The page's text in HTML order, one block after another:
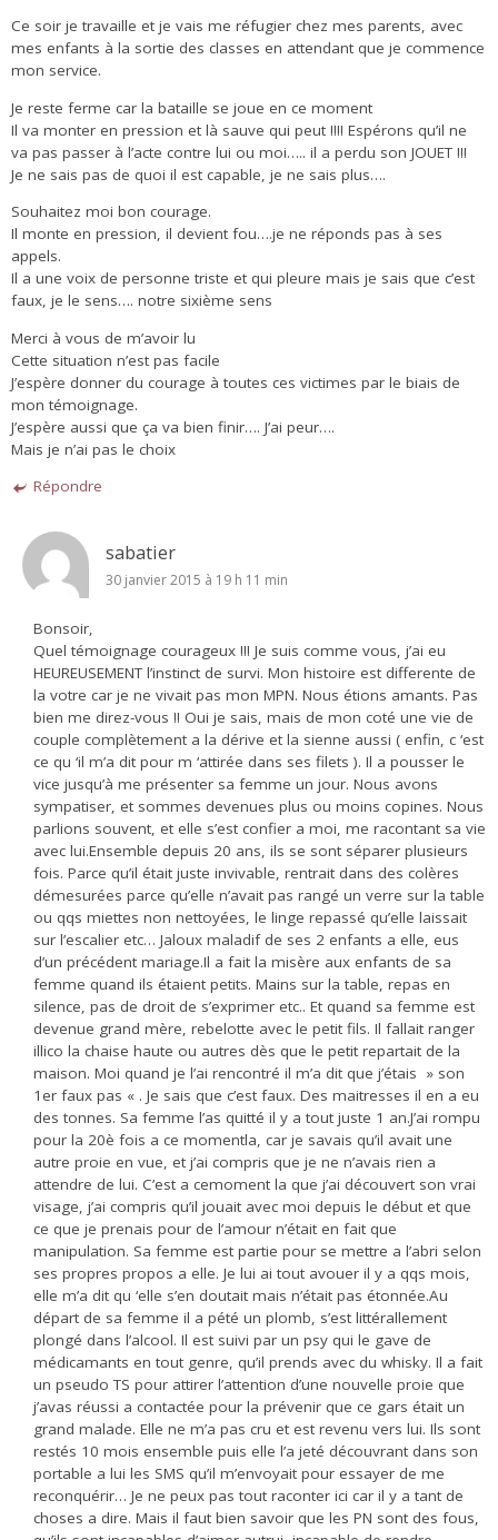
Ce soir je travaille et je vais me réfugier chez mes parents, avec
mes enfants à la sortie des classes en attendant que je commence
mon service.
Je reste ferme car la bataille se joue en ce moment
Il va monter en pression et là sauve qui peut !!!! Espérons qu’il ne
va pas passer à l’acte contre lui ou moi….. il a perdu son JOUET !!!
Je ne sais pas de quoi il est capable, je ne sais plus….
Souhaitez moi bon courage.
Il monte en pression, il devient fou….je ne réponds pas à ses
appels.
Il a une voix de personne triste et qui pleure mais je sais que c’est
faux, je le sens…. notre sixième sens
Merci à vous de m’avoir lu
Cette situation n’est pas facile
J’espère donner du courage à toutes ces victimes par le biais de
mon témoignage.
J’espère aussi que ça va bien finir…. J’ai peur….
Mais je n’ai pas le choix
Répondre
sabatier
30 janvier 2015 à 19 h 11 min
Bonsoir,
Quel témoignage courageux !!! Je suis comme vous, j’ai eu
HEUREUSEMENT l’instinct de survi. Mon histoire est differente de
la votre car je ne vivait pas mon MPN. Nous étions amants. Pas
bien me direz-vous !! Oui je sais, mais de mon coté une vie de
couple complètement a la dérive et la sienne aussi ( enfin, c ‘est
ce qu ‘il m’a dit pour m ‘attirée dans ses filets ). Il a pousser le
vice jusqu’à me présenter sa femme un jour. Nous avons
sympatiser, et sommes devenues plus ou moins copines. Nous
parlions souvent, et elle s’est confier a moi, me racontant sa vie
avec lui.Ensemble depuis 20 ans, ils se sont séparer plusieurs
fois. Parce qu’il était juste invivable, rentrait dans des colères
démesurées parce qu’elle n’avait pas rangé un verre sur la table
ou qqs miettes non nettoyées, le linge repassé qu’elle laissait
sur l’escalier etc… Jaloux maladif de ses 2 enfants a elle, eus
d’un précédent mariage.Il a fait la misère aux enfants de sa
femme quand ils étaient petits. Mains sur la table, repas en
silence, pas de droit de s’exprimer etc.. Et quand sa femme est
devenue grand mère, rebelotte avec le petit fils. Il fallait ranger
illico la chaise haute ou autres dès que le petit repartait de la
maison. Moi quand je l’ai rencontré il m’a dit que j’étais » son
1er faux pas « . Je sais que c’est faux. Des maitresses il en a eu
des tonnes. Sa femme l’as quitté il y a tout juste 1 an.J’ai rompu
pour la 20è fois a ce momentla, car je savais qu’il avait une
autre proie en vue, et j’ai compris que je ne n’avais rien a
attendre de lui. C’est a cemoment la que j’ai découvert son vrai
visage, j’ai compris qu’il jouait avec moi depuis le début et que
ce que je prenais pour de l’amour n’était en fait que
manipulation. Sa femme est partie pour se mettre a l’abri selon
ses propres propos a elle. Je lui ai tout avouer il y a qqs mois,
elle m’a dit qu ‘elle s’en doutait mais n’était pas étonnée.Au
départ de sa femme il a pété un plomb, s’est littérallement
plongé dans l’alcool. Il est suivi par un psy qui le gave de
médicamants en tout genre, qu’il prends avec du whisky. Il a fait
un pseudo TS pour attirer l’attention d’une nouvelle proie que
j’avas réussi a contactée pour la prévenir que ce gars était un
grand malade. Elle ne m’a pas cru et est revenu vers lui. Ils sont
restés 10 mois ensemble puis elle l’a jeté découvrant dans son
portable a lui les SMS qu’il m’envoyait pour essayer de me
reconquérir… Je ne peux pas tout raconter ici car il y a tant de
choses a dire. Mais il faut bien savoir que les PN sont des fous,